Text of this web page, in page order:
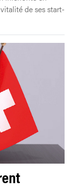
de ses start-